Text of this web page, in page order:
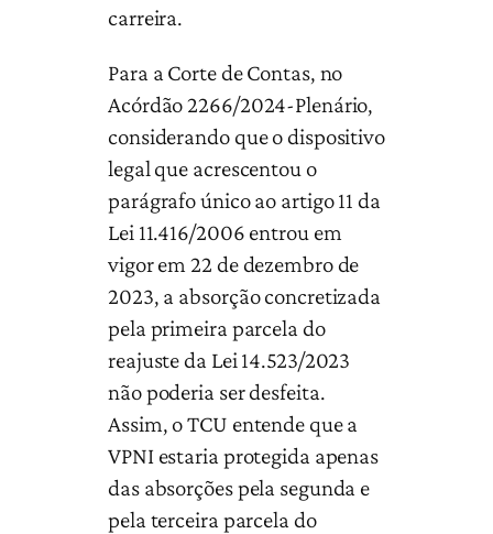
carreira.
Para a Corte de Contas, no
Acórdão 2266/2024-Plenário,
considerando que o dispositivo
legal que acrescentou o
parágrafo único ao artigo 11 da
Lei 11.416/2006 entrou em
vigor em 22 de dezembro de
2023, a absorção concretizada
pela primeira parcela do
reajuste da Lei 14.523/2023
não poderia ser desfeita.
Assim, o TCU entende que a
VPNI estaria protegida apenas
das absorções pela segunda e
pela terceira parcela do